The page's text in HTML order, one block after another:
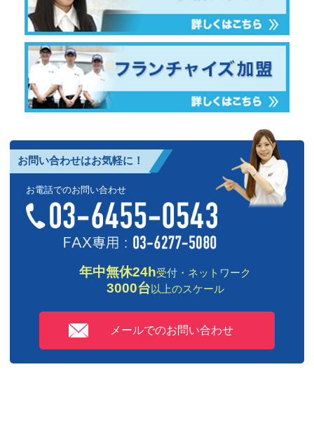
お問い合わせはお気軽に！
お電話でのお問い合わせ
年中無休24h受付・ネットワーク
3000台以上のスケール
メールでのお問い合わせ